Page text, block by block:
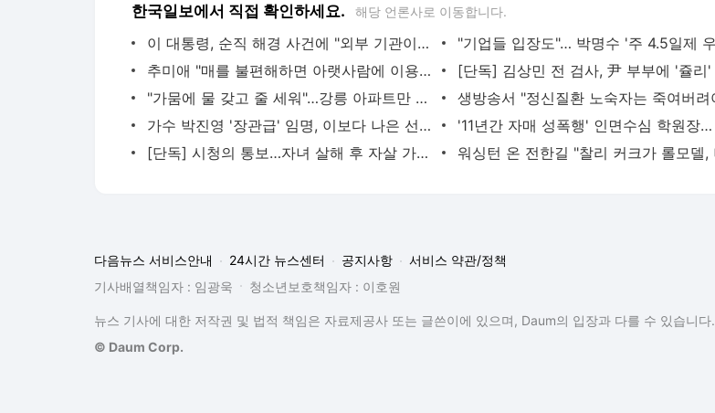
한국일보에서 직접 확인하세요. 해당 언론사로 이동합니다.
이 대통령, 순직 해경 사건에 "외부 기관이 독립적 조사하라" 지시 | 한국일보
추미애 "매를 불편해하면 아랫사람에 이용당해"… 文 저격, 이유는? | 한국일보
"가뭄에 물 갖고 줄 세워"…강릉 아파트만 단수에 형평성 논란 가열 | 한국일보
가수 박진영 '장관급' 임명, 이보다 나은 선택은 없다 [김도훈의 하입 나우] | 한국일보
[단독] 시청의 통보…자녀 살해 후 자살 가정에 "치료비 4천만 원 갚아라" | 한국일보
다음뉴스 서비스안내 24시간 뉴스센터 공지사항
서비스 약관/정책
기사배열책임자 : 임광욱
청소년보호책임자 : 이호원
뉴스 기사에 대한 저작권 및 법적 책임은 자료제공사 또는 글쓴이에 있으며, Daum의 입장과 다를 수 있습니다.
© Daum Corp.